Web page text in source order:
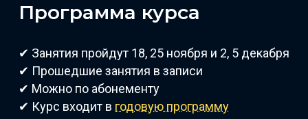
Программа курса
✔ Занятия пройдут 18, 25 ноября и 2, 5 декабря
✔ Прошедшие занятия в записи
✔ Можно по абонементу
✔ Курс входит в годовую программу